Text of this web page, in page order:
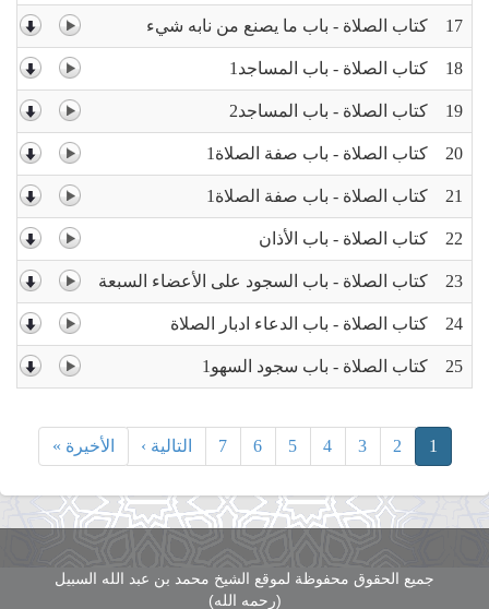
17 كتاب الصلاة - باب ما يصنع من نابه شيء
18 كتاب الصلاة - باب المساجد1
19 كتاب الصلاة - باب المساجد2
20 كتاب الصلاة - باب صفة الصلاة1
21 كتاب الصلاة - باب صفة الصلاة1
22 كتاب الصلاة - باب الأذان
23 كتاب الصلاة - باب السجود على الأعضاء السبعة
24 كتاب الصلاة - باب الدعاء ادبار الصلاة
25 كتاب الصلاة - باب سجود السهو1
1
2
3
4
5
6
7 التالية › الأخيرة »
جميع الحقوق محفوظة لموقع الشيخ محمد بن عبد الله السبيل
(رحمه الله)